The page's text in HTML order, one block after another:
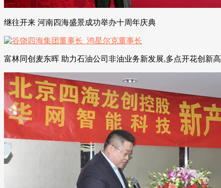
继往开来 河南四海盛景成功举办十周年庆典
富林同创麦东晖 助力石油公司非油业务新发展,多点开花创新高